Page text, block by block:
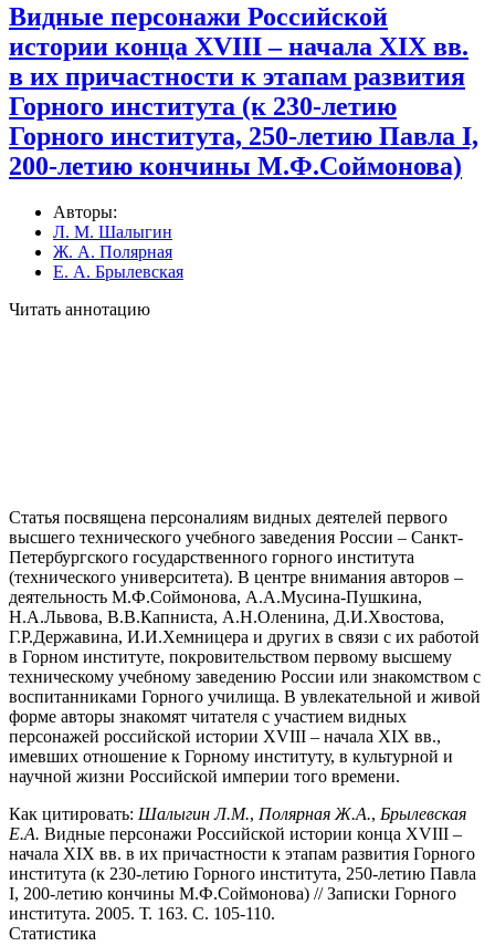
Видные персонажи Российской
истории конца XVIII – начала XIX вв.
в их причастности к этапам развития
Горного института (к 230-летию
Горного института, 250-летию Павла I,
200-летию кончины М.Ф.Соймонова)
Авторы:
Л. М. Шалыгин
Ж. А. Полярная
Е. А. Брылевская
Читать аннотацию
Статья посвящена персоналиям видных деятелей первого
высшего технического учебного заведения России – Санкт-
Петербургского государственного горного института
(технического университета). В центре внимания авторов –
деятельность М.Ф.Соймонова, А.А.Мусина-Пушкина,
Н.А.Львова, В.В.Капниста, А.Н.Оленина, Д.И.Хвостова,
Г.Р.Державина, И.И.Хемницера и других в связи с их работой
в Горном институте, покровительством первому высшему
техническому учебному заведению России или знакомством с
воспитанниками Горного училища. В увлекательной и живой
форме авторы знакомят читателя с участием видных
персонажей российской истории XVIII – начала XIX вв.,
имевших отношение к Горному институту, в культурной и
научной жизни Российской империи того времени.
Как цитировать: Шалыгин Л.М., Полярная Ж.А., Брылевская
Е.А. Видные персонажи Российской истории конца XVIII –
начала XIX вв. в их причастности к этапам развития Горного
института (к 230-летию Горного института, 250-летию Павла
I, 200-летию кончины М.Ф.Соймонова) // Записки Горного
института. 2005. Т. 163. С. 105-110.
Статистика